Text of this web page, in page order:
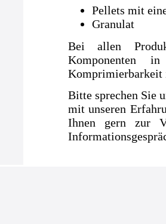
Pellets mit
Granulat
Bei allen
Komponenten
Bitte sprechen Sie
mit unseren
Ihnen gern zur